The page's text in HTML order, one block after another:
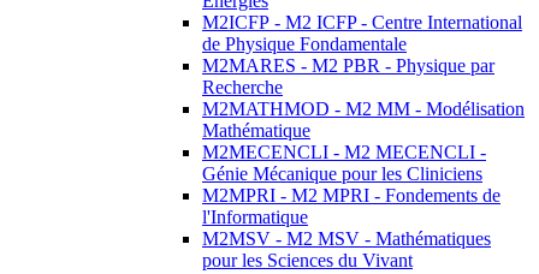
M2ICFP - M2 ICFP - Centre International
de Physique Fondamentale
M2MARES - M2 PBR - Physique par
Recherche
M2MATHMOD - M2 MM - Modélisation
Mathématique
M2MECENCLI - M2 MECENCLI -
Génie Mécanique pour les Cliniciens
M2MPRI - M2 MPRI - Fondements de
l'Informatique
M2MSV - M2 MSV - Mathématiques
pour les Sciences du Vivant